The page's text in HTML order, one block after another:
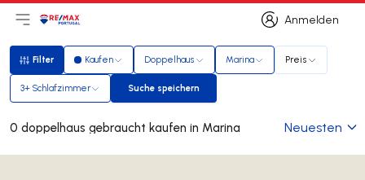
Anmelden
Anmelden
Hauptmenü öffnen
LogoZur Startseite
Filter
Filter Kaufen Doppelhaus Marina Preis
3+ Schlafzimmer Suche speichern
Suche speichern
0 doppelhaus gebraucht kaufen in Marina Neuesten